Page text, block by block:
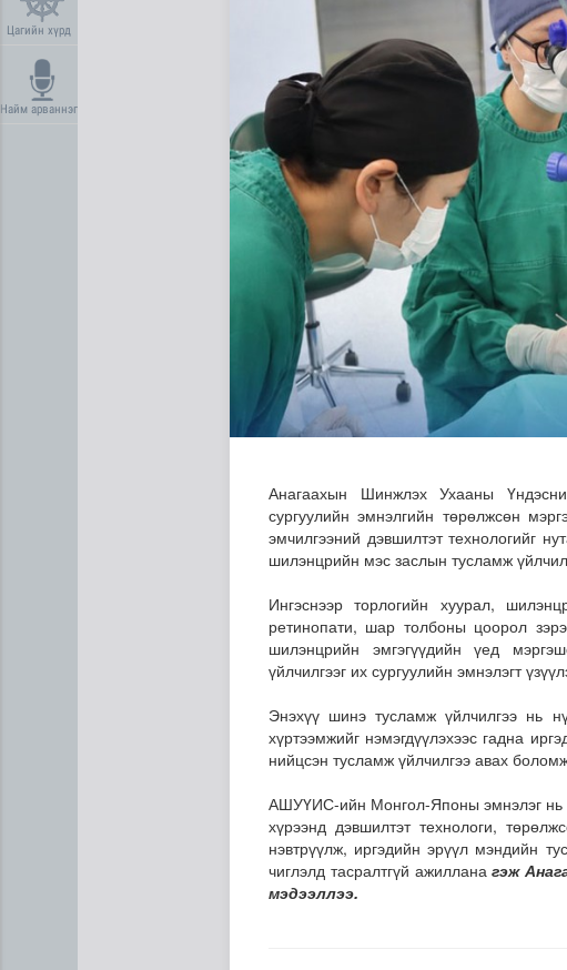
Цагийн хүрд
Найм арваннэг
“Сэлбэ хот” төслийн нийт гүйцэтгэл
Татварын өртэй шатахуун
Анагаахын Шинжлэх Ухааны
сургуулийн эмнэлгийн төрөлжсөн
эмчилгээний дэвшилтэт технологийг
шилэнцрийн мэс заслын тусламж
Ингэснээр торлогийн хуурал,
ретинопати, шар толбоны цоорол
шилэнцрийн эмгэгүүдийн үед
үйлчилгээг их сургуулийн эмнэлэгт
Энэхүү шинэ тусламж үйлчилгээ нь
хүртээмжийг нэмэгдүүлэхээс гадна
нийцсэн тусламж үйлчилгээ авах
АШУҮИС-ийн Монгол-Японы эмнэлэг нь
хүрээнд дэвшилтэт технологи,
нэвтрүүлж, иргэдийн эрүүл мэндийн
чиглэлд тасралтгүй ажилланагэж
мэдээллээ.